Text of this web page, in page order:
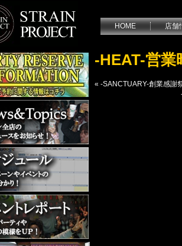
HOME 店舗
-HEAT-営
« -SANCTUARY-創業感謝